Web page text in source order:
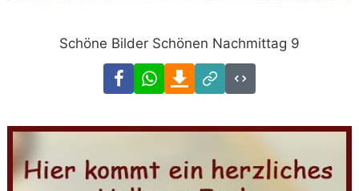
Schöne Bilder Schönen Nachmittag 9
FacebookWhatsAppDownload
Link
Code